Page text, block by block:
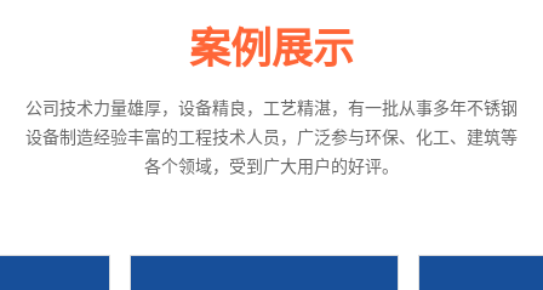
案例展示
公司技术力量雄厚，设备精良，工艺精湛，有一批从事多年不锈钢
设备制造经验丰富的工程技术人员，广泛参与环保、化工、建筑等
各个领域，受到广大用户的好评。